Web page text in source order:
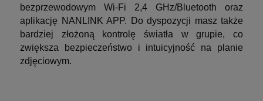
bezprzewodowym Wi-Fi 2,4 GHz/Bluetooth oraz
aplikację NANLINK APP. Do dyspozycji masz także
bardziej złożoną kontrolę światła w grupie, co
zwiększa bezpieczeństwo i intuicyjność na planie
zdjęciowym.